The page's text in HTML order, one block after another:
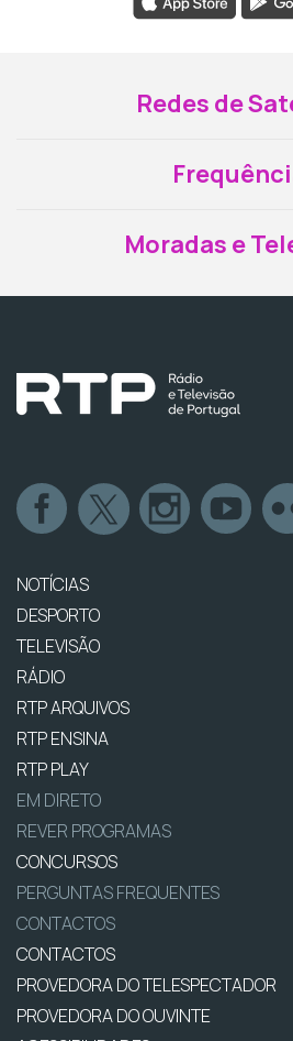
Redes de
Moradas e
NOTÍCIAS
DESPORTO
TELEVISÃO
RÁDIO
RTP ARQUIVOS
RTP ENSINA
RTP PLAY
EM DIRETO
REVER PROGRAMAS
CONCURSOS
PERGUNTAS FREQUENTES
CONTACTOS
CONTACTOS
PROVEDORA DO TELESPECTADOR
PROVEDORA DO OUVINTE